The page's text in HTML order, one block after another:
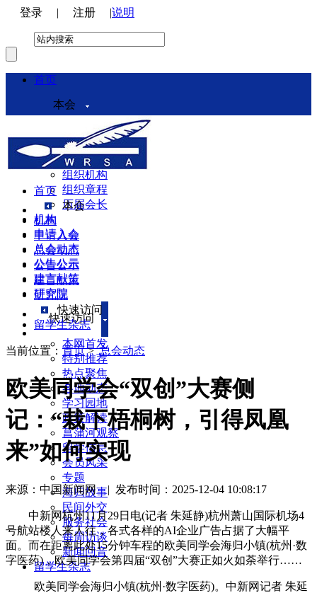
登录 | 注册 |说明
首页
本会
本会介绍
领导机构
理事会
组织机构
组织章程
历届会长
机构
申请入会
总会动态
公告公示
建言献策
研究院
快速访问
本网首发
特别推荐
热点聚焦
各地动态
学习园地
政策解读
菖蒲河观察
留学信息
会员风采
专题
海归故事
民间外交
服务社会
每周访谈
新闻回音
留学生杂志
首页
本会
机构
申请入会
总会动态
公告公示
建言献策
研究院
快速访问
留学生杂志
当前位置： 首页>总会动态
欧美同学会“双创”大赛侧
记：“栽下梧桐树，引得凤凰
来”如何实现
来源：中国新闻网 | 发布时间：2025-12-04 10:08:17
中新网杭州11月29日电(记者 朱延静)杭州萧山国际机场4
号航站楼人来人往，各式各样的AI企业广告占据了大幅平
面。而在距离此处15分钟车程的欧美同学会海归小镇(杭州·数
字医药)，欧美同学会第四届“双创”大赛正如火如荼举行……
欧美同学会海归小镇(杭州·数字医药)。中新网记者 朱延